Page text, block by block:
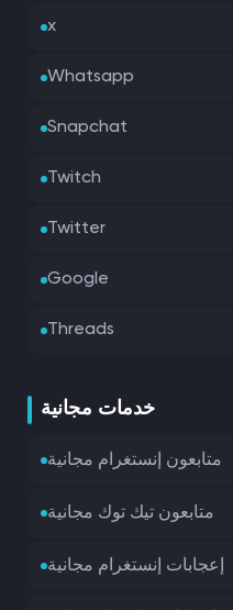
x
Whatsapp
Snapchat
Twitch
Twitter
Google
Threads
خدمات مجانية
متابعون إنستغرام مجانية
متابعون تيك توك مجانية
إعجابات إنستغرام مجانية